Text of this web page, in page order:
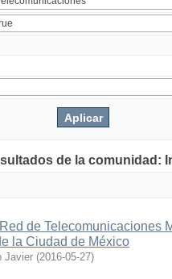
de la comunidad:
de Telecomunicaciones
la Ciudad de México
Javier (2016-05-27)